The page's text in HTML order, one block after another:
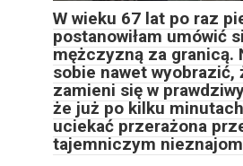
W wieku 67 lat po raz
postanowiłam umówić
mężczyzną za granicą.
sobie nawet wyobrazić,
zamieni się w
że już po kilku
uciekać przerażona
tajemniczym